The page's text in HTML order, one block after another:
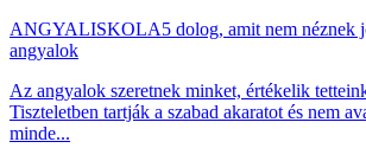
ANGYALISKOLA5 dolog, amit nem néznek
angyalok
Az angyalok szeretnek minket, értékelik
Tiszteletben tartják a szabad akaratot és nem
minde...